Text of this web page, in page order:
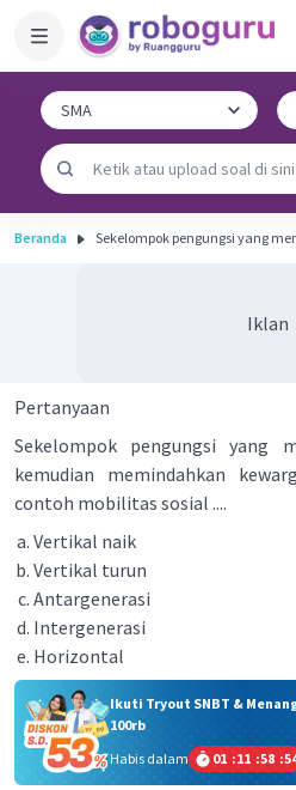
Beranda Sekelompok pengungsi yang
Iklan
Pertanyaan
Sekelompok pengungsi yang
kemudian memindahkan
contoh mobilitas sosial ....
Vertikal naik
Vertikal turun
Antargenerasi
Intergenerasi
Horizontal
Ikuti Tryout SNBT &
100rb
Habis dalam
01 :11 :58 :